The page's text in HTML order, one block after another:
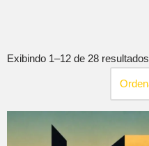
Exibindo 1–12 de 28 resultados